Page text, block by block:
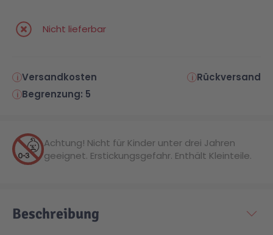
Malen & Zeichnen
Marvel™ Super Heroes
Minecraft™
NINJAGO®
Knights
NOVELMORE
VW
Nicht lieferbar
Versandkosten
Rückversand
Begrenzung: 5
Achtung! Nicht für Kinder unter drei Jahren
geeignet. Erstickungsgefahr. Enthält Kleinteile.
Beschreibung